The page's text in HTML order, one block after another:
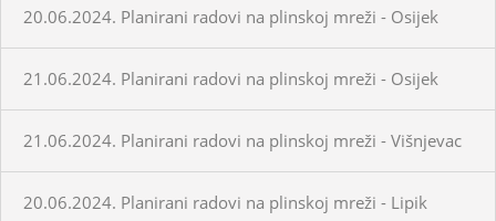
20.06.2024. Planirani radovi na plinskoj mreži - Osijek
21.06.2024. Planirani radovi na plinskoj mreži - Osijek
21.06.2024. Planirani radovi na plinskoj mreži - Višnjevac
20.06.2024. Planirani radovi na plinskoj mreži - Lipik